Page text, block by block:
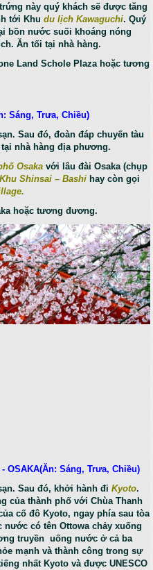
này quý khách sẽ được tăng
tới Khudu lịch Kawaguchi. Quý
bồn nước suối khoáng nóng
Ăn tối tại nhà hàng.
Land Schole Plaza hoặc tương
Sáng, Trưa, Chiều)
Sau đó, đoàn đáp chuyến tàu
nhà hàng địa phương.
Osaka với lâu đài Osaka (chụp
Khu Shinsai – Bashi hay còn gọi
hoặc tương đương.
OSAKA(Ăn: Sáng, Trưa, Chiều)
Sau đó, khởi hành điKyoto.
của thành phố với Chùa Thanh
cố đô Kyoto, ngay phía sau tòa
nước có tên Ottowa chảy xuống
truyền uống nước ở cả ba
mạnh và thành công trong sự
nhất Kyoto và được UNESCO